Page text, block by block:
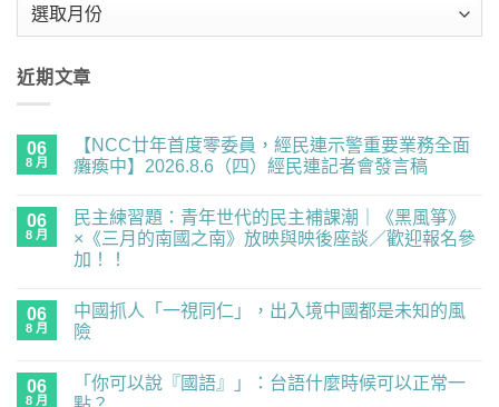
近期文章
06
8 月
【NCC廿年首度零委員，經民連示警重要業務全面
癱瘓中】2026.8.6（四）經民連記者會發言稿
廿
首
度
員，
經
民
留
言
06
8 月
民主練習題：青年世代的民主補課潮｜《黑風箏》
×《三月的南國之南》放映與映後座談／歡迎報名參
加！！
主
練
習
世
留
言
06
8 月
中國抓人「一視同仁」，出入境中國都是未知的風
險
抓
言
06
8 月
「你可以說『國語』」：台語什麼時候可以正常一